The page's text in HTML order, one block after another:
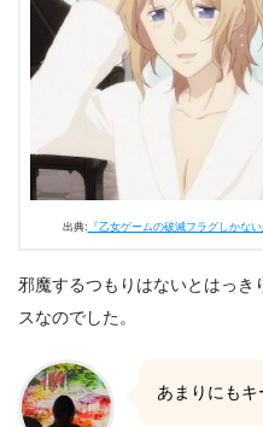
出典: 『乙女ゲームの破滅フラグしかな
邪魔するつもりはないとはっ
スなのでした。
あまりにもキ